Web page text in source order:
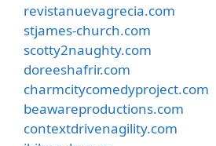
revistanuevagrecia.com
stjames-church.com
scotty2naughty.com
doreeshafrir.com
charmcitycomedyproject.com
beawareproductions.com
contextdrivenagility.com